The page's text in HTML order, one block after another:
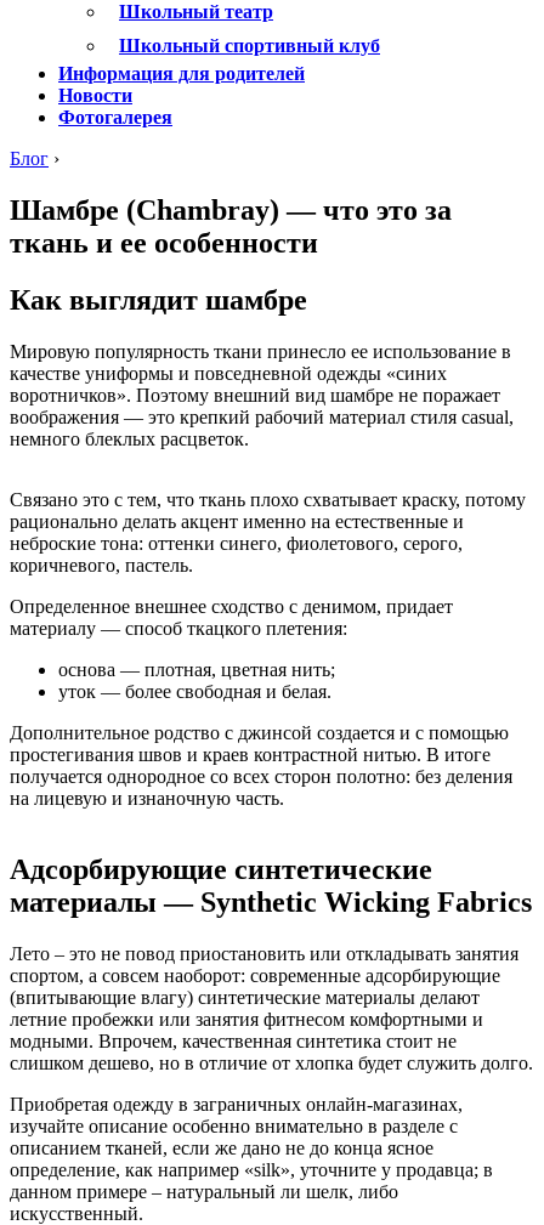
Школьный театр
Школьный спортивный клуб
Информация для родителей
Новости
Фотогалерея
Блог ›
Шамбре (Chambray) — что это за
ткань и ее особенности
Как выглядит шамбре
Мировую популярность ткани принесло ее использование в
качестве униформы и повседневной одежды «синих
воротничков». Поэтому внешний вид шамбре не поражает
воображения — это крепкий рабочий материал стиля casual,
немного блеклых расцветок.
Связано это с тем, что ткань плохо схватывает краску, потому
рационально делать акцент именно на естественные и
неброские тона: оттенки синего, фиолетового, серого,
коричневого, пастель.
Определенное внешнее сходство с денимом, придает
материалу — способ ткацкого плетения:
основа — плотная, цветная нить;
уток — более свободная и белая.
Дополнительное родство с джинсой создается и с помощью
простегивания швов и краев контрастной нитью. В итоге
получается однородное со всех сторон полотно: без деления
на лицевую и изнаночную часть.
Адсорбирующие синтетические
материалы — Synthetic Wicking Fabrics
Лето – это не повод приостановить или откладывать занятия
спортом, а совсем наоборот: современные адсорбирующие
(впитывающие влагу) синтетические материалы делают
летние пробежки или занятия фитнесом комфортными и
модными. Впрочем, качественная синтетика стоит не
слишком дешево, но в отличие от хлопка будет служить долго.
Приобретая одежду в заграничных онлайн-магазинах,
изучайте описание особенно внимательно в разделе с
описанием тканей, если же дано не до конца ясное
определение, как например «silk», уточните у продавца; в
данном примере – натуральный ли шелк, либо
искусственный.